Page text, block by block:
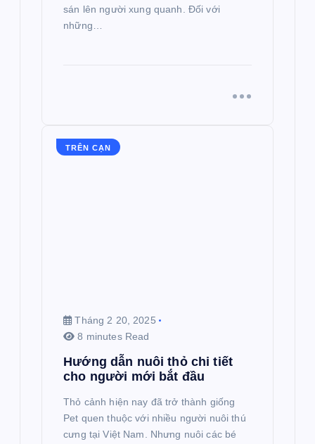
sán lên người xung quanh. Đối với
những…
TRÊN CẠN
Tháng 2 20, 2025
8 minutes Read
Hướng dẫn nuôi thỏ chi tiết
cho người mới bắt đầu
Thỏ cảnh hiện nay đã trở thành giống
Pet quen thuộc với nhiều người nuôi thú
cưng tại Việt Nam. Nhưng nuôi các bé